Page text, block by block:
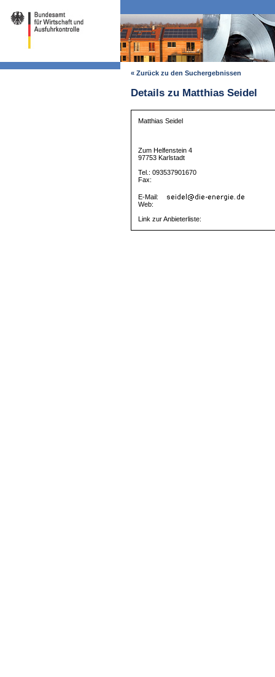
« Zurück zu den Suchergebnissen
Details zu Matthias Seidel
Matthias Seidel
Zum Helfenstein 4
97753 Karlstadt
Tel.: 093537901670
Fax:
E-Mail:
Web:
Link zur Anbieterliste: